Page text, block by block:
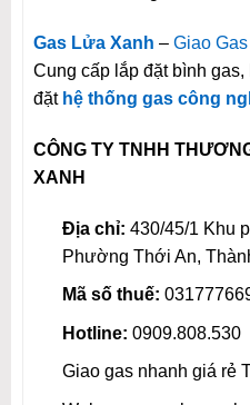
Gas Lửa Xanh – Giao
Cung cấp lắp đặt bình
đặt hệ thống gas công
CÔNG TY TNHH
XANH
Địa chỉ: 430/45/1 Khu
Phường Thới An,
Mã số thuế:
Hotline: 0909.808.530
Giao gas nhanh giá rẻ